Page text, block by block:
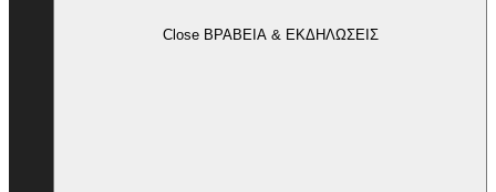
Close ΒΡΑΒΕΙΑ & ΕΚΔΗΛΩΣΕΙΣ